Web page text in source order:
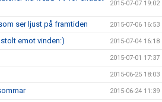
2015-07-07 19:02
ser ljust på framtiden 2015-07-06 16:53
emot vinden:) 2015-07-04 16:18
2015-07-01 17:37
2015-06-25 18:03
2015-06-24 11:39